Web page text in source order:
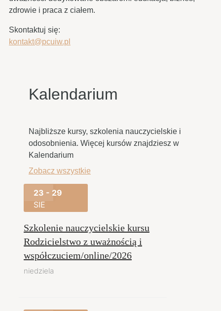
zdrowie i praca z ciałem.
Skontaktuj się:
kontakt@pcuiw.pl
Kalendarium
Najbliższe kursy, szkolenia nauczycielskie i
odosobnienia. Więcej kursów znajdziesz w
Kalendarium
Zobacz wszystkie
23 - 29
SIE
Szkolenie nauczycielskie kursu
Rodzicielstwo z uważnością i
współczuciem/online/2026
niedziela